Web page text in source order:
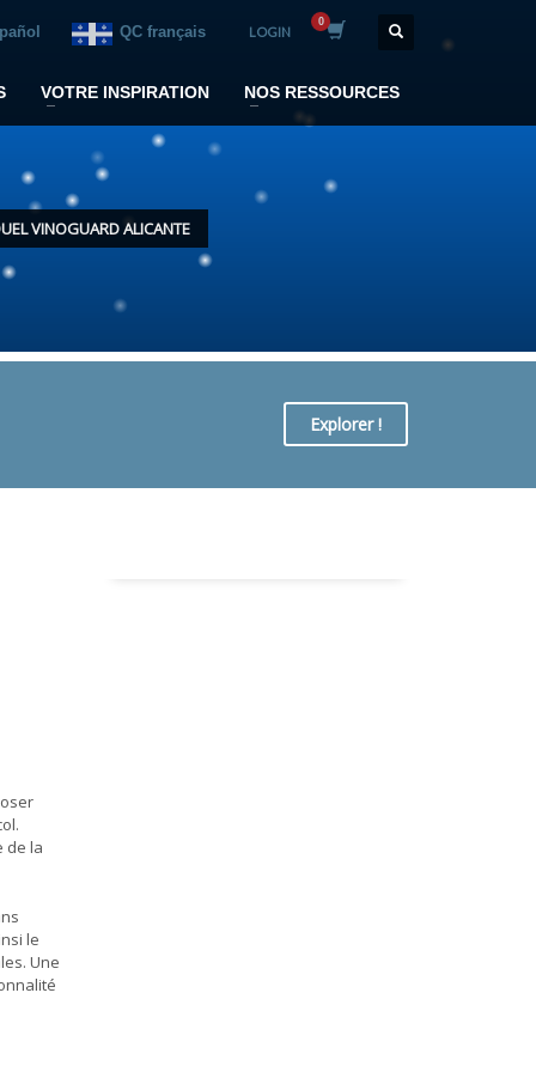
QC français LOGIN
VOTRE INSPIRATION NOS RESSOURCES
VINOGUARD ALICANTE
Explorer !
de la
le
Une